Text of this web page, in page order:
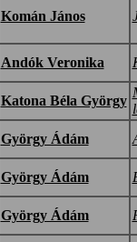
Komán János
Andók Veronika
Katona Béla György
György Ádám
György Ádám
György Ádám